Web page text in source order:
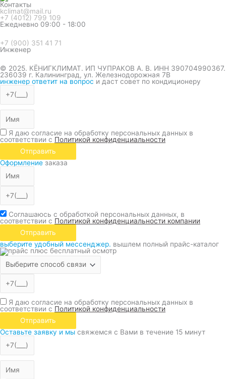
Контакты
kclimat@mail.ru
+7 (4012) 799 109
Ежедневно 09:00 - 18:00
+7 (900) 351 41 71
Инженер
© 2025. КЁНИГКЛИМАТ. ИП ЧУПРАКОВ А. В. ИНН 390704990367.
236039 г. Калининград, ул. Железнодорожная 7В
инженер ответит на вопрос и даст совет по кондиционеру
Я даю согласие на обработку персональных данных в
соответствии с Политикой конфиденциальности
Отправить
Оформление заказа
Соглашаюсь с обработкой персональных данных, в
соответствии с Политикой конфиденциальности компании
Отправить
выберите удобный мессенджер. вышлем полный прайс-каталог
Я даю согласие на обработку персональных данных в
соответствии с Политикой конфиденциальности
Отправить
Оставьте заявку и мы свяжемся с Вами в течение 15 минут